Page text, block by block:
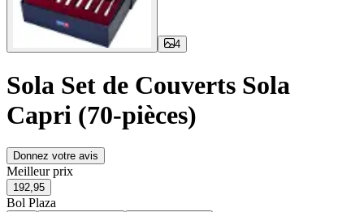
4
Sola Set de Couverts Sola
Capri (70-pièces)
Donnez votre avis
Meilleur prix
192,95
Bol Plaza